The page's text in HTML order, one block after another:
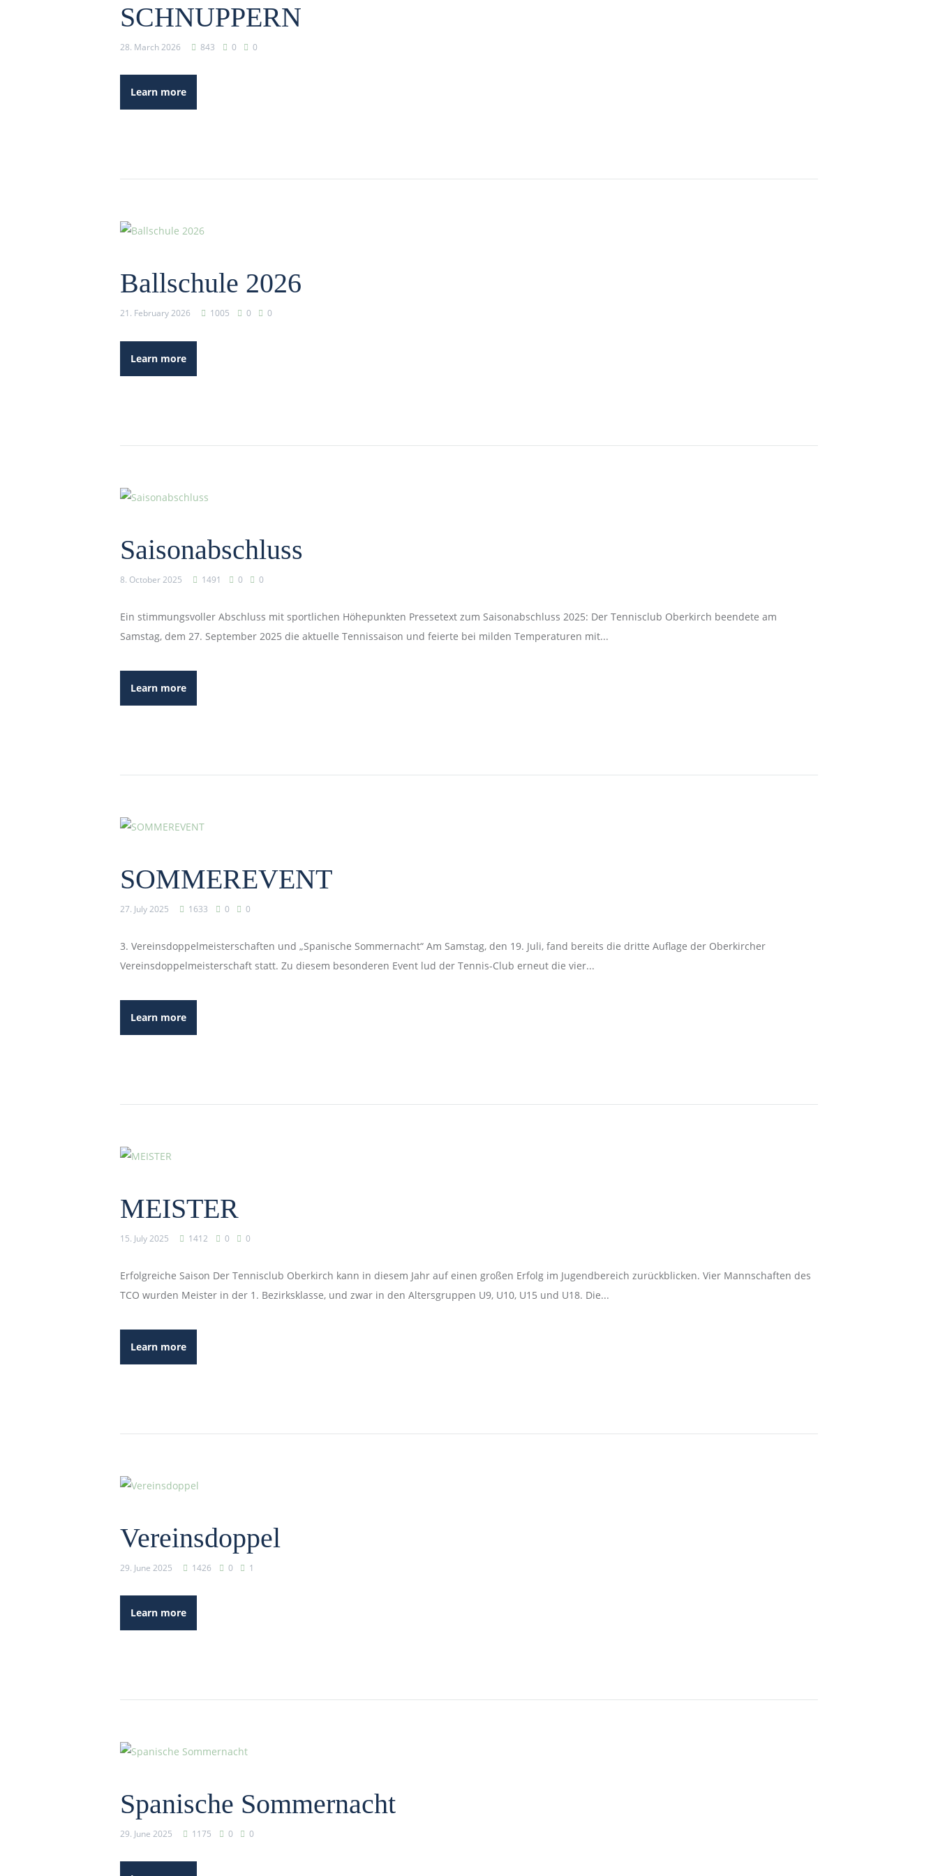
SCHNUPPERN
28. March 2026 843 0 0
Learn more
Ballschule 2026
21. February 2026 1005 0 0
Learn more
Saisonabschluss
8. October 2025 1491 0 0
Ein stimmungsvoller Abschluss mit sportlichen Höhepunkten Pressetext zum Saisonabschluss 2025: Der Tennisclub Oberkirch beendete am
Samstag, dem 27. September 2025 die aktuelle Tennissaison und feierte bei milden Temperaturen mit...
Learn more
SOMMEREVENT
27. July 2025 1633 0 0
3. Vereinsdoppelmeisterschaften und „Spanische Sommernacht“ Am Samstag, den 19. Juli, fand bereits die dritte Auflage der Oberkircher
Vereinsdoppelmeisterschaft statt. Zu diesem besonderen Event lud der Tennis-Club erneut die vier...
Learn more
MEISTER
15. July 2025 1412 0 0
Erfolgreiche Saison Der Tennisclub Oberkirch kann in diesem Jahr auf einen großen Erfolg im Jugendbereich zurückblicken. Vier Mannschaften des
TCO wurden Meister in der 1. Bezirksklasse, und zwar in den Altersgruppen U9, U10, U15 und U18. Die...
Learn more
Vereinsdoppel
29. June 2025 1426 0 1
Learn more
Spanische Sommernacht
29. June 2025 1175 0 0